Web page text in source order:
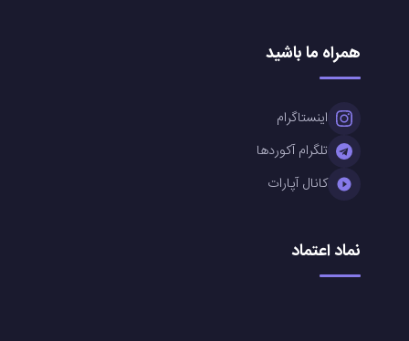
همراه ما باشید
اینستاگرام
تلگرام آکوردها
کانال آپارات
نماد اعتماد